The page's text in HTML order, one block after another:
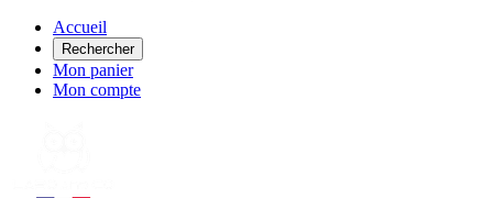
Accueil
Rechercher
Mon panier
Mon compte